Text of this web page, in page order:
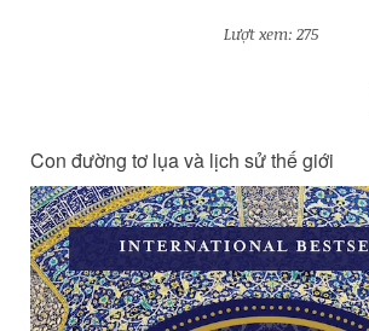
Lượt xem: 275
Con đường tơ lụa và lịch sử thế giới